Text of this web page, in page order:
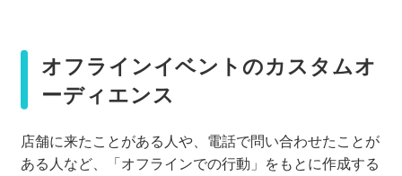
オフラインイベントのカスタムオ
ーディエンス
店舗に来たことがある人や、電話で問い合わせたことが
ある人など、「オフラインでの行動」をもとに作成する